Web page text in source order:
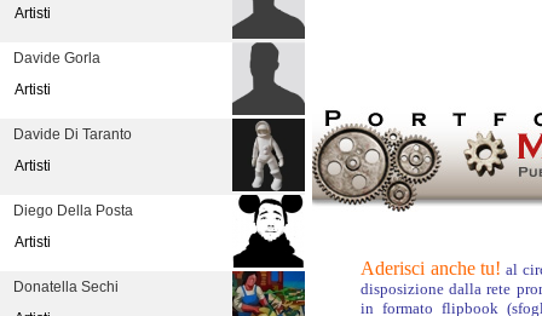
Artisti
Davide Gorla
Artisti
Davide Di Taranto
Artisti
Diego Della Posta
Artisti
Donatella Sechi
Aderisci anche tu! al
disposizione dalla rete
in formato flipbook